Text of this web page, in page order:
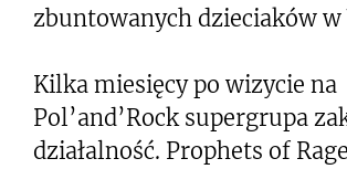
zbuntowanych dzieciaków w
Kilka miesięcy po wizycie na
Pol’and’Rock supergrupa
działalność. Prophets of Rage